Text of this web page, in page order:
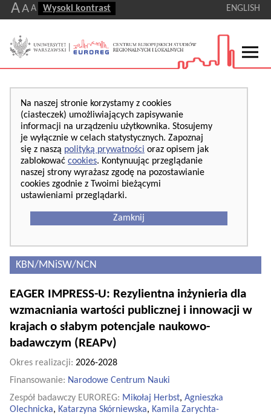
AA A Wysoki kontrast ENGLISH
Na naszej stronie korzystamy z cookies
(ciasteczek) umożliwiających zapisywanie
informacji na urządzeniu użytkownika. Stosujemy
je wyłącznie w celach statystycznych. Zapoznaj
się z naszą polityką prywatności oraz opisem jak
zablokować cookies. Kontynuując przeglądanie
naszej strony wyrażasz zgodę na pozostawianie
cookies zgodnie z Twoimi bieżącymi
ustawieniami przeglądarki.
Zamknij
KBN/MNiSW/NCN
EAGER IMPRESS-U: Rezylientna inżynieria dla
wzmacniania wartości publicznej i innowacji w
krajach o słabym potencjale naukowo-
badawczym (REAPv)
Okres realizacji: 2026-2028
Finansowanie: Narodowe Centrum Nauki
Zespół badawczy EUROREG: Mikołaj Herbst, Agnieszka
Olechnicka, Katarzyna Skórniewska, Kamila Zarychta-